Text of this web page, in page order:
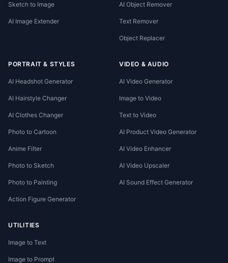
Sketch to Image
AI Image Extender
AI Object Remover
Text Remover
Object Replacer
PORTRAIT & STYLES
AI Headshot Generator
AI Hairstyle Changer
AI Clothes Changer
Photo to Cartoon
Anime Filter
Photo to Sketch
Photo to Painting
Action Figure Generator
VIDEO & AUDIO
AI Video Generator
Image to Video
Text to Video
AI Product Video Generator
AI Video Enhancer
AI Video Upscaler
AI Sound Effect Generator
UTILITIES
Image to Text
Image to Prompt